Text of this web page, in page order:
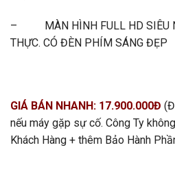
– MÀN HÌNH FULL HD SIÊU
THỰC. CÓ ĐÈN PHÍM SÁNG ĐẸP
GIÁ BÁN NHANH: 17.900.000Đ
nếu máy gặp sự cố. Công Ty
Khách Hàng + thêm Bảo Hành